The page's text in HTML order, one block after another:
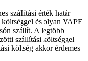
szállítási érték határ
és olyan VAPE
szállít. A legtöbb
szállítási költséggel
költség akkor érdemes